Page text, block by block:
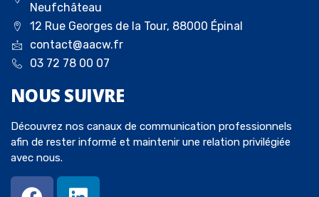
Neufchâteau
12 Rue Georges de la Tour, 88000 Épinal
contact@aacw.fr
03 72 78 00 07
NOUS SUIVRE
Découvrez nos canaux de communication professionnels
afin de rester informé et maintenir une relation privilégiée
avec nous.